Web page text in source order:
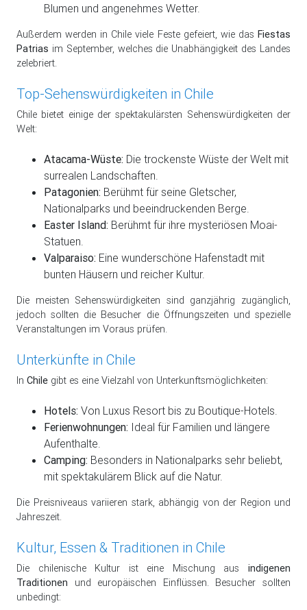
Blumen und angenehmes Wetter.
Außerdem werden in Chile viele Feste gefeiert, wie das Fiestas
Patrias im September, welches die Unabhängigkeit des Landes
zelebriert.
Top-Sehenswürdigkeiten in Chile
Chile bietet einige der spektakulärsten Sehenswürdigkeiten der
Welt:
Atacama-Wüste: Die trockenste Wüste der Welt mit
surrealen Landschaften.
Patagonien: Berühmt für seine Gletscher,
Nationalparks und beeindruckenden Berge.
Easter Island: Berühmt für ihre mysteriösen Moai-
Statuen.
Valparaiso: Eine wunderschöne Hafenstadt mit
bunten Häusern und reicher Kultur.
Die meisten Sehenswürdigkeiten sind ganzjährig zugänglich,
jedoch sollten die Besucher die Öffnungszeiten und spezielle
Veranstaltungen im Voraus prüfen.
Unterkünfte in Chile
In Chile gibt es eine Vielzahl von Unterkunftsmöglichkeiten:
Hotels: Von Luxus Resort bis zu Boutique-Hotels.
Ferienwohnungen: Ideal für Familien und längere
Aufenthalte.
Camping: Besonders in Nationalparks sehr beliebt,
mit spektakulärem Blick auf die Natur.
Die Preisniveaus variieren stark, abhängig von der Region und
Jahreszeit.
Kultur, Essen & Traditionen in Chile
Die chilenische Kultur ist eine Mischung aus indigenen
Traditionen und europäischen Einflüssen. Besucher sollten
unbedingt: